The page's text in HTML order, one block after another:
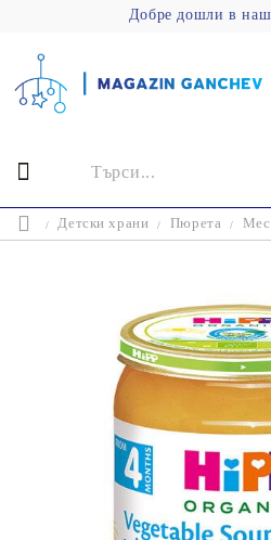
Добре дошли в
Детски храни Пюрета